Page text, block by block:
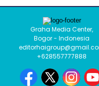
Graha Media Center,
Bogor - Indonesia
+628557777888